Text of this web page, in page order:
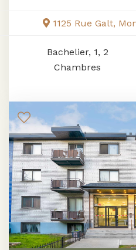
1125 Rue Galt,
Bachelier, 1, 2
Chambres